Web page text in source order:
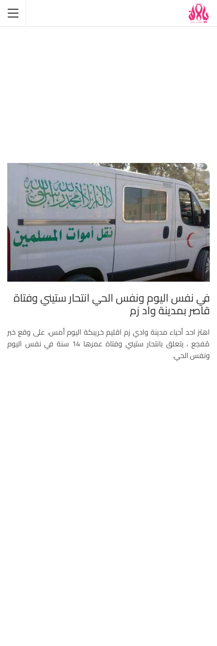
في نفس اليوم ونفس الحي انتحار ستيني وفتاة
قاصر بمدينة واد زم
اهتز احد أحياء مدينة وادي زم اقليم خريبكة اليوم أمس، على وقع خبر
مُفجع ، يتعلق بانتحار ستيني وفتاة عمرها 14 سنة في نفس اليوم
ونفس الحي.